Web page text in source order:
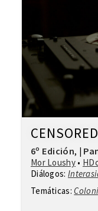
6º Edición, |
Mor Loushy •
Diálogos:
Temáticas: